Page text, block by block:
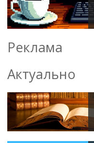
Реклама
Актуально